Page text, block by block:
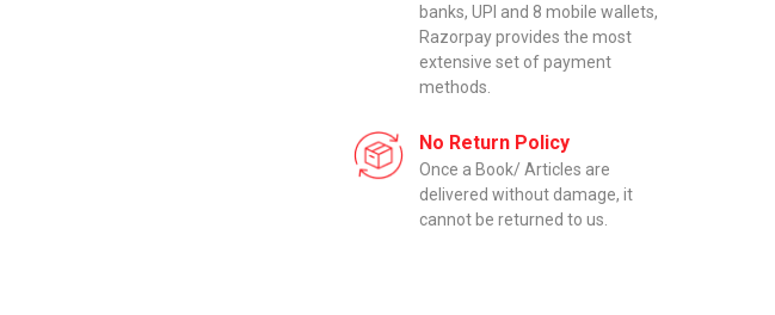
banks, UPI and 8 mobile wallets,
Razorpay provides the most
extensive set of payment
methods.
No Return Policy
Once a Book/ Articles are
delivered without damage, it
cannot be returned to us.